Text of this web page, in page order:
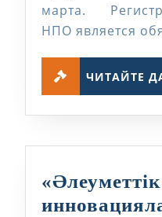
марта.
НПО является
ЧИТАЙТЕ
«Әлеуметтік